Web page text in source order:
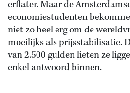
erflater. Maar de
economiestudenten
niet zo heel erg om de
moeilijks als prijsstabilisatie.
van 2.500 gulden lieten ze
enkel antwoord binnen.